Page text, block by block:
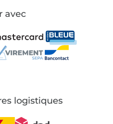
avec
logistiques